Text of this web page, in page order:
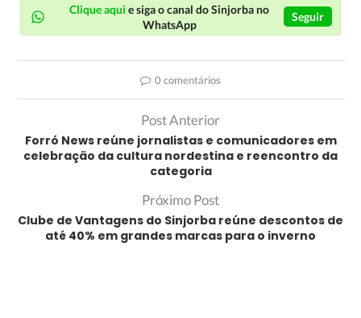
Clique aqui e siga o canal do Sinjorba no
WhatsApp
Seguir
0 comentários
Post Anterior
Forró News reúne jornalistas e comunicadores em
celebração da cultura nordestina e reencontro da
categoria
Próximo Post
Clube de Vantagens do Sinjorba reúne descontos de
até 40% em grandes marcas para o inverno